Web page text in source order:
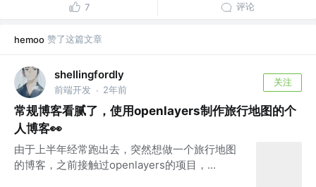
7 评论
hemoo 赞了这篇文章
shellingfordly
前端开发 · 2年前
关注
常规博客看腻了，使用openlayers制作旅行地图的个
人博客👀
由于上半年经常跑出去，突然想做一个旅行地图
的博客，之前接触过openlayers的项目，...